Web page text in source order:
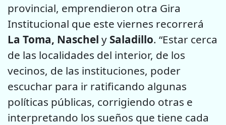
provincial, emprendieron otra Gira
Institucional que este viernes recorrerá
La Toma, Naschel y Saladillo. “Estar cerca
de las localidades del interior, de los
vecinos, de las instituciones, poder
escuchar para ir ratificando algunas
políticas públicas, corrigiendo otras e
interpretando los sueños que tiene cada